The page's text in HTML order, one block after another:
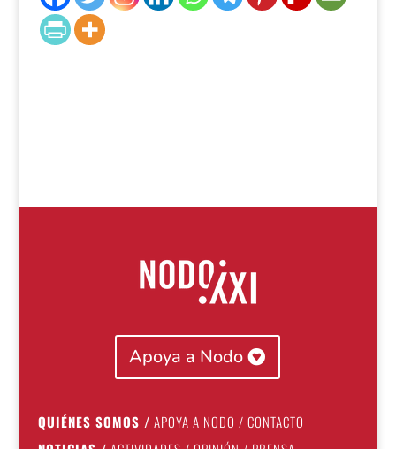
Apoya a Nodo
QUIÉNES SOMOS / APOYA A NODO / CONTACTO